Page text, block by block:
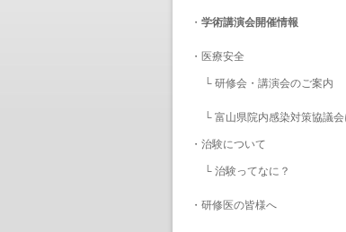
・ 学術講演会開催情報
・ 医療安全
└ 研修会・講演会のご案内
└ 富山県院内感染対策協議
・ 治験について
└ 治験ってなに？
・ 研修医の皆様へ